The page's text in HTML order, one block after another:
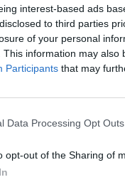
interest-based ads
to third parties
of your personal
This information may
Participants that may
Data Processing Opt Outs
opt-out of the Sharing of
per ampliar espais
oferir una
solarium del WIN
gairebé tot l’any
que al solarium
lliure. La proposta
destinada a
de la sala fitnes i, amb